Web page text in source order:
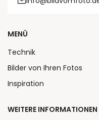
MENÜ
Technik
Bilder von Ihren Fotos
Inspiration
WEITERE INFORMATIONEN